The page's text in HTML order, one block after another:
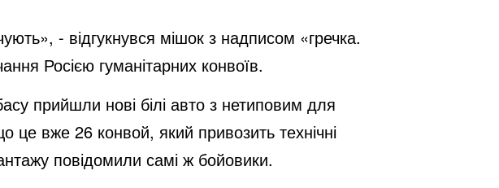
- відгукнувся мішок з надписом «гречка.
Росією гуманітарних конвоїв.
прийшли нові білі авто з нетиповим для
це вже 26 конвой, який привозить технічні
повідомили самі ж бойовики.